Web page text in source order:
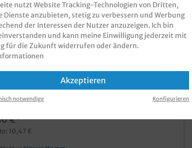
Verschluss Clips 33mm rot weiß
€*
10,47 €
nutzt Website Tracking-Technologien von Dritten,
Dienste anzubieten, stetig zu verbessern und Werbung
der Interessen der Nutzer anzuzeigen. Ich bin
und kann meine Einwilligung jederzeit mit
für die Zukunft widerrufen oder ändern.
Akzeptieren
notwendige Konfigurieren